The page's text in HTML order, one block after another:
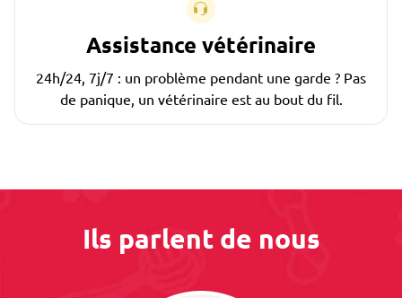
Assistance vétérinaire
24h/24, 7j/7 : un problème pendant une garde ? Pas
de panique, un vétérinaire est au bout du fil.
Ils parlent de nous